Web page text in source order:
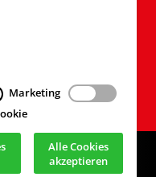
Marketing
Alle Cookies
akzeptieren